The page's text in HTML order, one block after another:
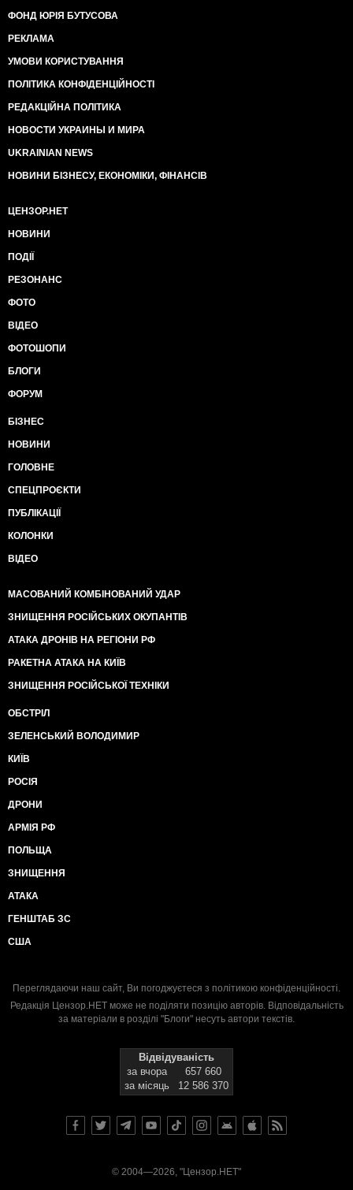
ФОНД ЮРІЯ БУТУСОВА
РЕКЛАМА
УМОВИ КОРИСТУВАННЯ
ПОЛІТИКА КОНФІДЕНЦІЙНОСТІ
РЕДАКЦІЙНА ПОЛІТИКА
НОВОСТИ УКРАИНЫ И МИРА
UKRAINIAN NEWS
НОВИНИ БІЗНЕСУ, ЕКОНОМІКИ, ФІНАНСІВ
ЦЕНЗОР.НЕТ
НОВИНИ
ПОДІЇ
РЕЗОНАНС
ФОТО
ВІДЕО
ФОТОШОПИ
БЛОГИ
ФОРУМ
БІЗНЕС
НОВИНИ
ГОЛОВНЕ
СПЕЦПРОЄКТИ
ПУБЛІКАЦІЇ
КОЛОНКИ
ВІДЕО
МАСОВАНИЙ КОМБІНОВАНИЙ УДАР
ЗНИЩЕННЯ РОСІЙСЬКИХ ОКУПАНТІВ
АТАКА ДРОНІВ НА РЕГІОНИ РФ
РАКЕТНА АТАКА НА КИЇВ
ЗНИЩЕННЯ РОСІЙСЬКОЇ ТЕХНІКИ
ОБСТРІЛ
ЗЕЛЕНСЬКИЙ ВОЛОДИМИР
КИЇВ
РОСІЯ
ДРОНИ
АРМІЯ РФ
ПОЛЬЩА
ЗНИЩЕННЯ
АТАКА
ГЕНШТАБ ЗС
США
Переглядаючи наш сайт, Ви погоджуєтеся з політикою конфіденційності.
Редакція Цензор.НЕТ може не поділяти позицію авторів. Відповідальність
за матеріали в розділі "Блоги" несуть автори текстів.
Відвідуваність
за вчора
657 660
за місяць
12 586 370
© 2004—2026, "Цензор.НЕТ"